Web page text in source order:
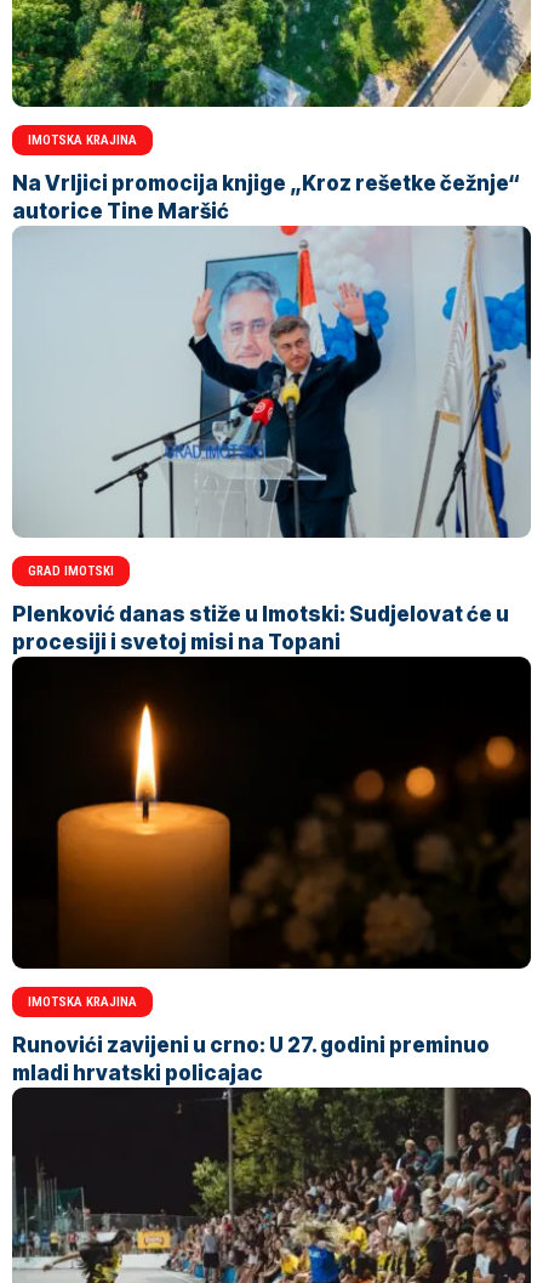
IMOTSKA KRAJINA
Na Vrljici promocija knjige „Kroz rešetke čežnje“
autorice Tine Maršić
GRAD IMOTSKI
Plenković danas stiže u Imotski: Sudjelovat će u
procesiji i svetoj misi na Topani
IMOTSKA KRAJINA
Runovići zavijeni u crno: U 27. godini preminuo
mladi hrvatski policajac